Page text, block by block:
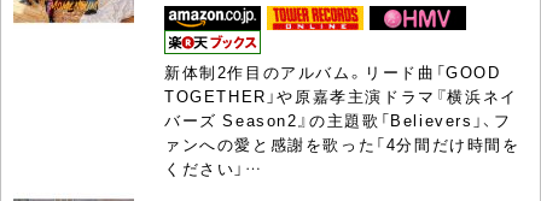
新体制2作目のアルバム。リード曲「GOOD
TOGETHER」や原嘉孝主演ドラマ『横浜ネイ
バーズ Season2』の主題歌「Believers」、フ
ァンへの愛と感謝を歌った「4分間だけ時間を
ください」…